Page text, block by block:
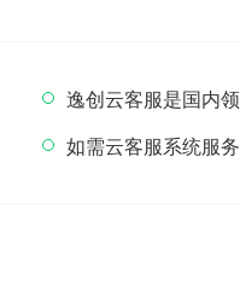
逸创云客服是国内
如需云客服系统服